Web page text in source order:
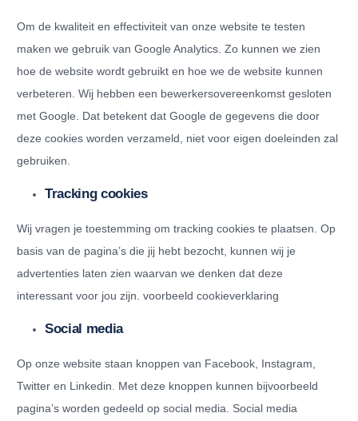
Om de kwaliteit en effectiviteit van onze website te testen
maken we gebruik van Google Analytics. Zo kunnen we zien
hoe de website wordt gebruikt en hoe we de website kunnen
verbeteren. Wij hebben een bewerkersovereenkomst gesloten
met Google. Dat betekent dat Google de gegevens die door
deze cookies worden verzameld, niet voor eigen doeleinden zal
gebruiken.
Tracking cookies
Wij vragen je toestemming om tracking cookies te plaatsen. Op
basis van de pagina’s die jij hebt bezocht, kunnen wij je
advertenties laten zien waarvan we denken dat deze
interessant voor jou zijn. voorbeeld cookieverklaring
Social media
Op onze website staan knoppen van Facebook, Instagram,
Twitter en Linkedin. Met deze knoppen kunnen bijvoorbeeld
pagina’s worden gedeeld op social media. Social media